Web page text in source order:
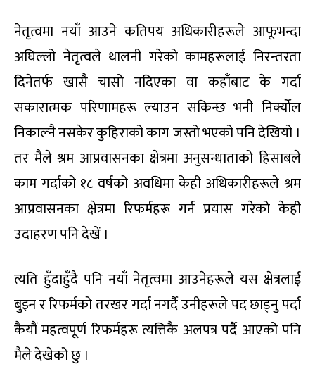
नेतृत्वमा नयाँ आउने कतिपय अधिकारीहरूले आफूभन्दा
अघिल्लो नेतृत्वले थालनी गरेको कामहरूलाई निरन्तरता
दिनेतर्फ खासै चासो नदिएका वा कहाँबाट के गर्दा
सकारात्मक परिणामहरू ल्याउन सकिन्छ भनी निर्क्याेल
निकाल्नै नसकेर कुहिराको काग जस्तो भएको पनि देखियो ।
तर मैले श्रम आप्रवासनका क्षेत्रमा अनुसन्धाताको हिसाबले
काम गर्दाको १८ वर्षको अवधिमा केही अधिकारीहरूले श्रम
आप्रवासनका क्षेत्रमा रिफर्महरू गर्न प्रयास गरेको केही
उदाहरण पनि देखें ।
त्यति हुँदाहुँदै पनि नयाँ नेतृत्वमा आउनेहरूले यस क्षेत्रलाई
बुझ्न र रिफर्मको तरखर गर्दा नगर्दै उनीहरूले पद छाड्नु पर्दा
कैयौं महत्वपूर्ण रिफर्महरू त्यत्तिकै अलपत्र पर्दै आएको पनि
मैले देखेको छु ।